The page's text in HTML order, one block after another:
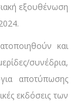
εξουθένωση
και
συνέδρια,
αποτύπωσης
εκδόσεις των